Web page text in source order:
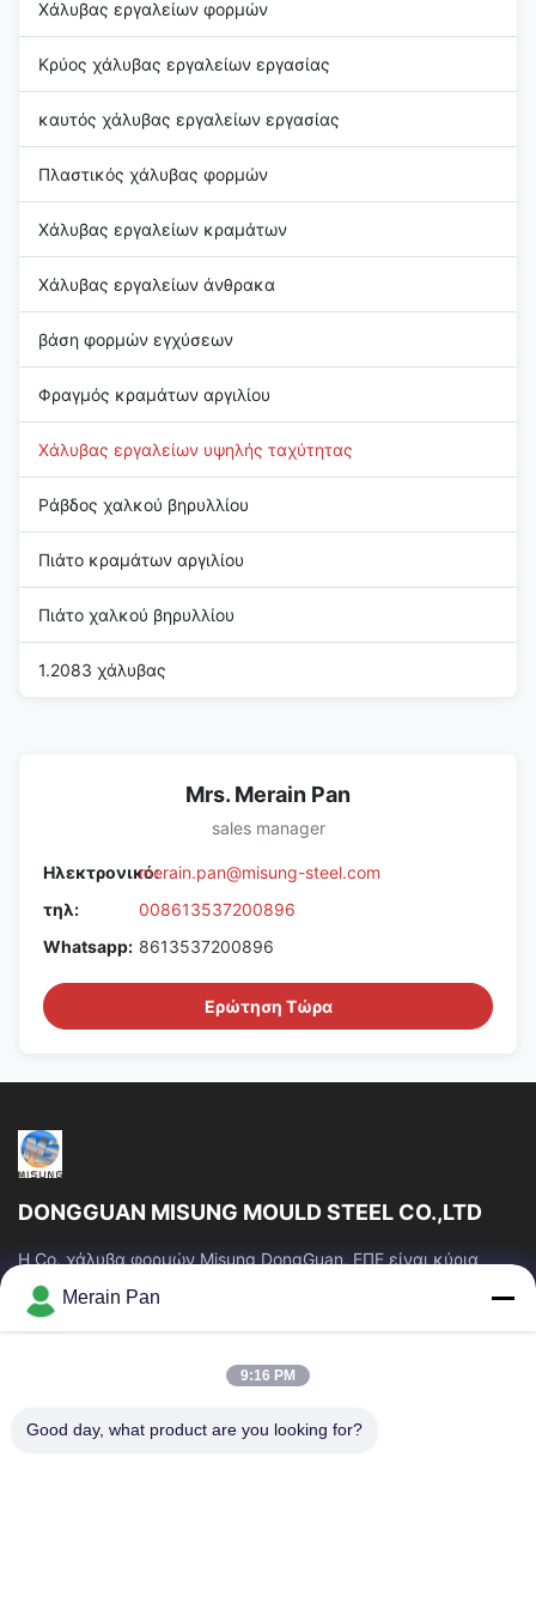
Χάλυβας εργαλείων φορμών
Κρύος χάλυβας εργαλείων εργασίας
καυτός χάλυβας εργαλείων εργασίας
Πλαστικός χάλυβας φορμών
Χάλυβας εργαλείων κραμάτων
Χάλυβας εργαλείων άνθρακα
βάση φορμών εγχύσεων
Φραγμός κραμάτων αργιλίου
Χάλυβας εργαλείων υψηλής ταχύτητας
Ράβδος χαλκού βηρυλλίου
Πιάτο κραμάτων αργιλίου
Πιάτο χαλκού βηρυλλίου
1.2083 χάλυβας
Mrs. Merain Pan
sales manager
Ηλεκτρονικό:merain.pan@misung-steel.com
τηλ:
008613537200896
Whatsapp: 8613537200896
Ερώτηση Τώρα
DONGGUAN MISUNG MOULD STEEL CO.,LTD
Η Co. χάλυβα φορμών Misung DongGuan, ΕΠΕ είναι κύρια
επιχείρηση του ανεφοδιασμού που ο πλαστικός χάλυβας
κύβων, καυτός χάλυβας εργασίας, κρύος...
Γρήγοροι Σύνδεσμοι
Προϊόντα
Εμφάνιση VR
Περίπου Εμείς
Merain Pan
9:16 PM
Good day, what product are you looking for?